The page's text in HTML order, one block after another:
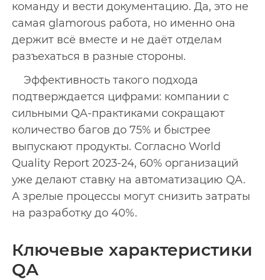
команду и вести документацию. Да, это не
самая glamorous работа, но именно она
держит всё вместе и не даёт отделам
разъехаться в разные стороны.
Эффективность такого подхода
подтверждается цифрами: компании с
сильными QA-практиками сокращают
количество багов до 75% и быстрее
выпускают продукты. Согласно World
Quality Report 2023-24, 60% организаций
уже делают ставку на автоматизацию QA.
А зрелые процессы могут снизить затраты
на разработку до 40%.
Ключевые характеристики
QA